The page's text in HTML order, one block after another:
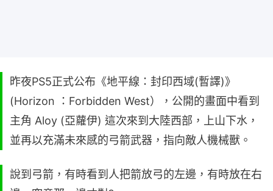
昨夜PS5正式公布《地平線：封印西域(暫譯)》
(Horizon ：Forbidden West），公開的畫面中看到
主角 Aloy (亞蘿伊) 這次來到大陸西部，上山下水，
並再以充滿未來感的弓箭武器，指向敵人機械獸。
說到弓箭，有時看到人把箭放弓的左邊，有時放在右